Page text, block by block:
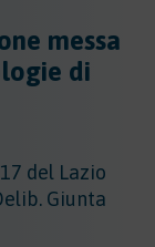
messa
di
del Lazio
Giunta